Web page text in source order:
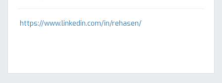
https://www.linkedin.com/in/rehasen/